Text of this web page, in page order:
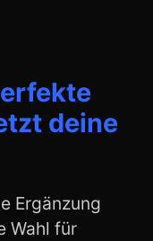
deine
Ergänzung
Wahl für